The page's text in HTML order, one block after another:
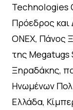
Technologies
Πρόεδρος και
ONEX, Πάνος
της Megatugs
Ξηραδάκης,
Ηνωμένων
Ελλάδα,